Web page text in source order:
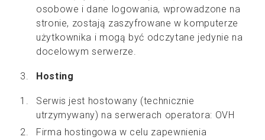
osobowe i dane logowania, wprowadzone na
stronie, zostają zaszyfrowane w komputerze
użytkownika i mogą być odczytane jedynie na
docelowym serwerze.
Hosting
Serwis jest hostowany (technicznie
utrzymywany) na serwerach operatora: OVH
Firma hostingowa w celu zapewnienia